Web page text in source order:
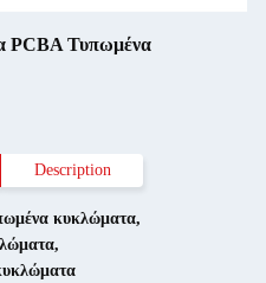
PCBA Τυπωμένα
Description
κυκλώματα,
,